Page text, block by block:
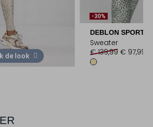
de look
-30%
DEBLON SPORTS
Sweater
€ 139,99 € 97,99